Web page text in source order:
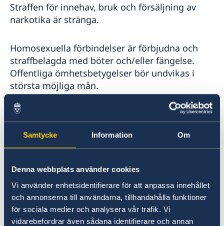
Samtycke Information Om
Denna webbplats använder cookies
Vi använder enhetsidentifierare för att anpassa innehållet
och annonserna till användarna, tillhandahålla funktioner
för sociala medier och analysera vår trafik. Vi
vidarebefordrar även sådana identifierare och annan
Allmänna säkerhetsläget
Terrorism
In- och utresebestämmelser
Hälso- och sjukvård
Lokala lagar och sedvänjor
Kriminalitet och personlig säkerhet
Trafiksäkerhet
Försäkringsskydd
Övriga upplysningar
Straffen för innehav, bruk och försäljning av
narkotika är stränga.
Homosexuella förbindelser är förbjudna och
straffbelagda med böter och/eller fängelse.
Offentliga ömhetsbetygelser bör undvikas i
största möjliga mån.
Klädsel och uppförande i landet följer en
konservativ standard, särskilt för kvinnor.
Svordomar är förbjudna och kan leda till
kraftiga kompensationskrav och/eller fängelse.
På Salomonöarna är landägande både en viktig
och känslig fråga. I vissa fall kan du krävas på
en avgift ifall du går på privat mark eller
använder någons privata strand. Vissa områden
kan bara besökas av män.